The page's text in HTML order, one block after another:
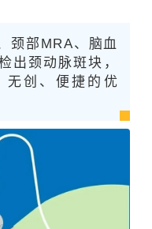
颈部MRA、脑血
出颈动脉斑块，
无创、便捷的优